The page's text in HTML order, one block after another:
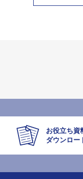
お役立ち資
ダウンロー